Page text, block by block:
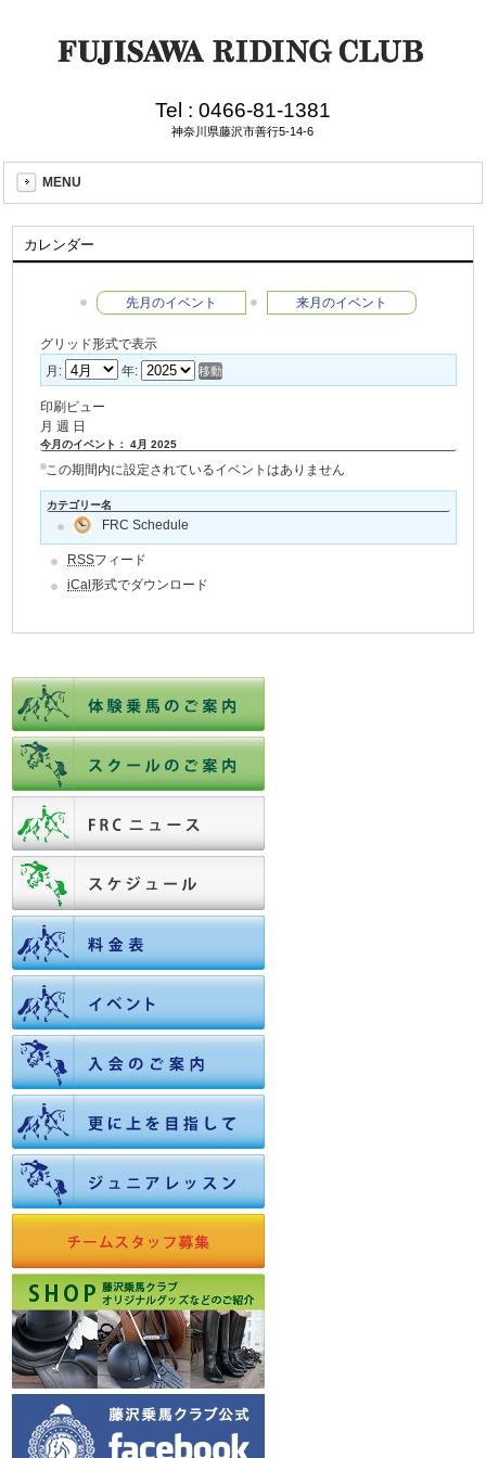
Tel : 0466-81-1381
神奈川県藤沢市善行5-14-6
MENU
カレンダー
先月のイベント 来月のイベント
グリッド形式で表示
月:
年:
印刷ビュー
月週 日
今月のイベント： 4月 2025
この期間内に設定されているイベントはありません
カテゴリー名
FRC Schedule
RSSフィード
iCal形式でダウンロード